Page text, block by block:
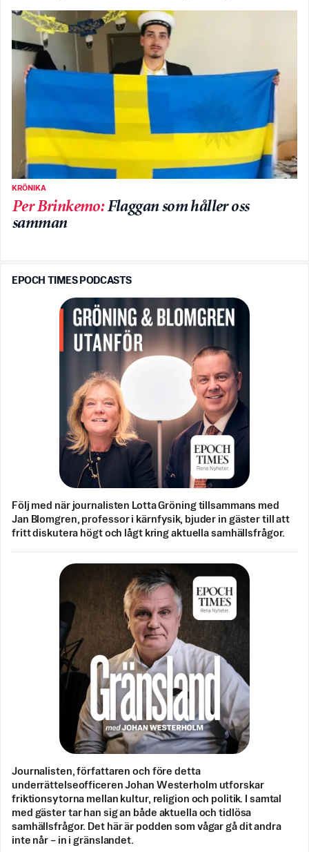
KRÖNIKA
Per Brinkemo:Flaggan som håller oss
samman
EPOCH TIMES PODCASTS
Följ med när journalisten Lotta Gröning tillsammans med
Jan Blomgren, professor i kärnfysik, bjuder in gäster till att
fritt diskutera högt och lågt kring aktuella samhällsfrågor.
Journalisten, författaren och före detta
underrättelseofficeren Johan Westerholm utforskar
friktionsytorna mellan kultur, religion och politik. I samtal
med gäster tar han sig an både aktuella och tidlösa
samhällsfrågor. Det här är podden som vågar gå dit andra
inte når – in i gränslandet.